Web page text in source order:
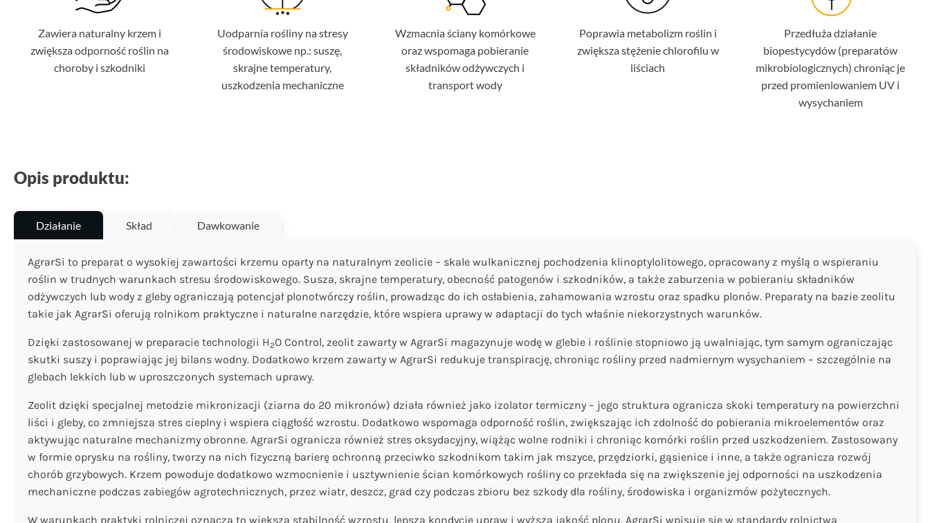
Zawiera naturalny krzem i
zwiększa odporność roślin na
choroby i szkodniki
Uodparnia rośliny na stresy
środowiskowe np.: suszę,
skrajne temperatury,
uszkodzenia mechaniczne
Wzmacnia ściany komórkowe
oraz wspomaga pobieranie
składników odżywczych i
transport wody
Poprawia metabolizm roślin i
zwiększa stężenie chlorofilu w
liściach
Przedłuża działanie
biopestycydów (preparatów
mikrobiologicznych) chroniąc je
przed promieniowaniem UV i
wysychaniem
Opis produktu:
Działanie Skład Dawkowanie
AgrarSi to preparat o wysokiej zawartości krzemu oparty na naturalnym zeolicie – skale wulkanicznej pochodzenia klinoptylolitowego, opracowany z myślą o wspieraniu
roślin w trudnych warunkach stresu środowiskowego. Susza, skrajne temperatury, obecność patogenów i szkodników, a także zaburzenia w pobieraniu składników
odżywczych lub wody z gleby ograniczają potencjał plonotwórczy roślin, prowadząc do ich osłabienia, zahamowania wzrostu oraz spadku plonów. Preparaty na bazie zeolitu
takie jak AgrarSi oferują rolnikom praktyczne i naturalne narzędzie, które wspiera uprawy w adaptacji do tych właśnie niekorzystnych warunków.
Dzięki zastosowanej w preparacie technologii H2O Control, zeolit zawarty w AgrarSi magazynuje wodę w glebie i roślinie stopniowo ją uwalniając, tym samym ograniczając
skutki suszy i poprawiając jej bilans wodny. Dodatkowo krzem zawarty w AgrarSi redukuje transpirację, chroniąc rośliny przed nadmiernym wysychaniem – szczególnie na
glebach lekkich lub w uproszczonych systemach uprawy.
Zeolit dzięki specjalnej metodzie mikronizacji (ziarna do 20 mikronów) działa również jako izolator termiczny – jego struktura ogranicza skoki temperatury na powierzchni
liści i gleby, co zmniejsza stres cieplny i wspiera ciągłość wzrostu. Dodatkowo wspomaga odporność roślin, zwiększając ich zdolność do pobierania mikroelementów oraz
aktywując naturalne mechanizmy obronne. AgrarSi ogranicza również stres oksydacyjny, wiążąc wolne rodniki i chroniąc komórki roślin przed uszkodzeniem. Zastosowany
w formie oprysku na rośliny, tworzy na nich fizyczną barierę ochronną przeciwko szkodnikom takim jak mszyce, przędziorki, gąsienice i inne, a także ogranicza rozwój
chorób grzybowych. Krzem powoduje dodatkowo wzmocnienie i usztywnienie ścian komórkowych rośliny co przekłada się na zwiększenie jej odporności na uszkodzenia
mechaniczne podczas zabiegów agrotechnicznych, przez wiatr, deszcz, grad czy podczas zbioru bez szkody dla rośliny, środowiska i organizmów pożytecznych.
W warunkach praktyki rolniczej oznacza to większą stabilność wzrostu, lepszą kondycję upraw i wyższą jakość plonu. AgrarSi wpisuje się w standardy rolnictwa